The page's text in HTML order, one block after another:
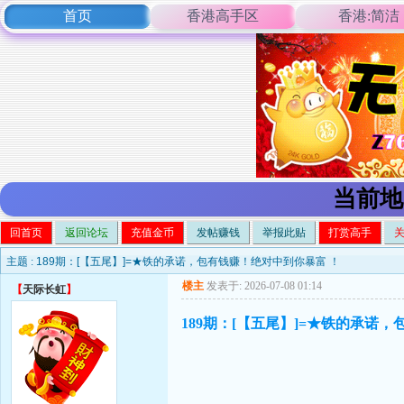
首页 香港高手区 香港:简洁
当前
回首页 返回论坛 充值金币 发帖赚钱 举报此贴 打赏高手
主题 : 189期：[【五尾】]=★铁的承诺，包有钱赚！绝对中到你暴富 ！
【天际长虹】 楼主 发表于: 2026-07-08 01:14
189期：[【五尾】]=★铁的承诺，